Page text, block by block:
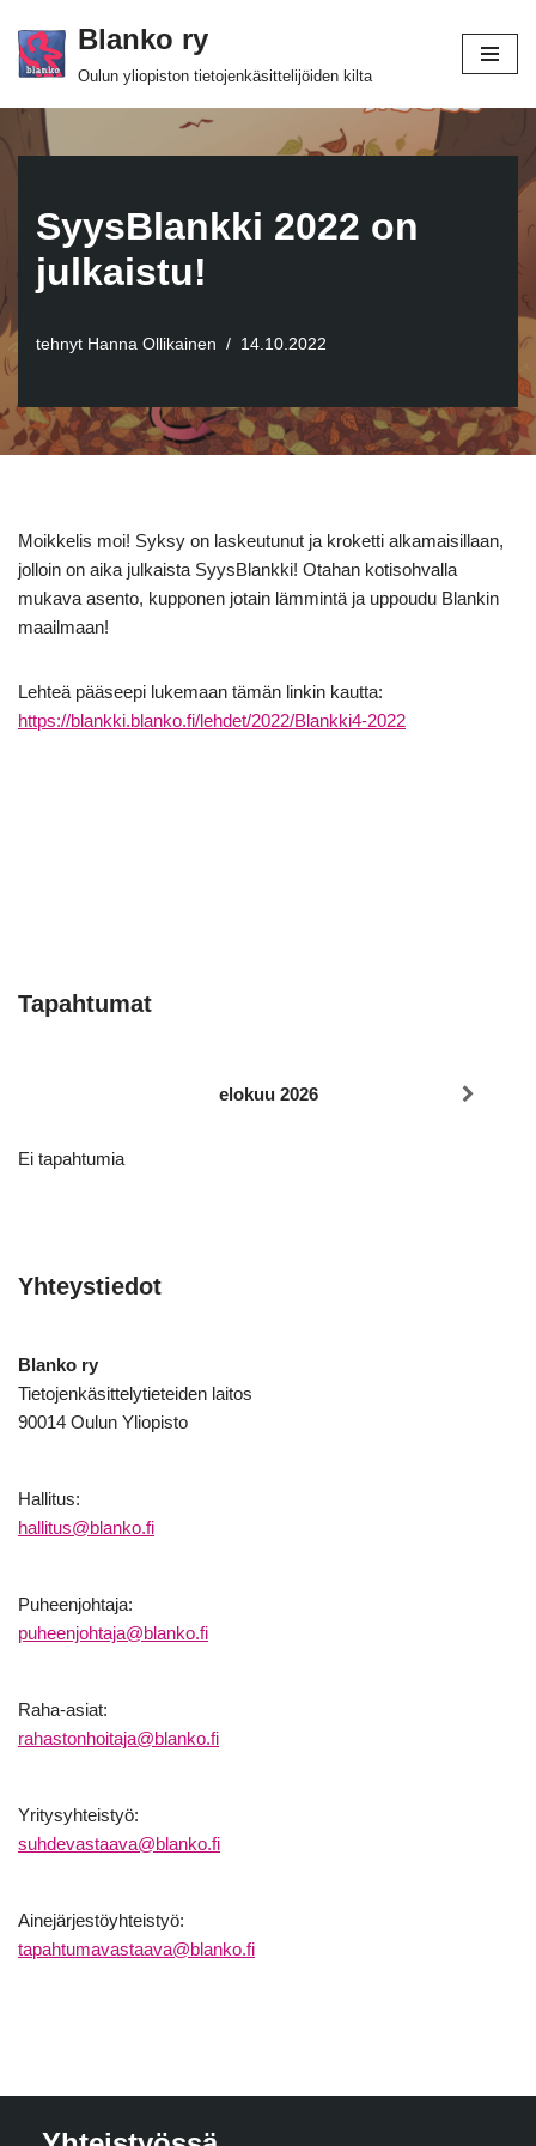
Siirry
sisältöön
Blanko ry
Oulun yliopiston tietojenkäsittelijöiden kilta
SyysBlankki 2022 on
julkaistu!
tehnyt Hanna Ollikainen 14.10.2022
Moikkelis moi! Syksy on laskeutunut ja kroketti alkamaisillaan,
jolloin on aika julkaista SyysBlankki! Otahan kotisohvalla
mukava asento, kupponen jotain lämmintä ja uppoudu Blankin
maailmaan!
Lehteä pääseepi lukemaan tämän linkin kautta:
https://blankki.blanko.fi/lehdet/2022/Blankki4-2022
Tapahtumat
elokuu 2026
Ei tapahtumia
Yhteystiedot
Blanko ry
Tietojenkäsittelytieteiden laitos
90014 Oulun Yliopisto
Hallitus:
hallitus@blanko.fi
Puheenjohtaja:
puheenjohtaja@blanko.fi
Raha-asiat:
rahastonhoitaja@blanko.fi
Yritysyhteistyö:
suhdevastaava@blanko.fi
Ainejärjestöyhteistyö:
tapahtumavastaava@blanko.fi